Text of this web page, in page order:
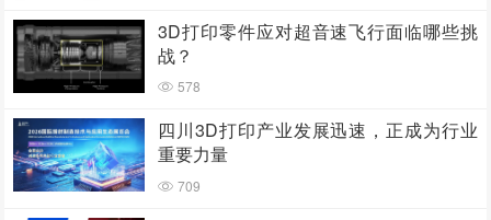
3D打印零件应对超音速飞行面临哪些挑
战？
578
四川3D打印产业发展迅速，正成为行业
重要力量
709